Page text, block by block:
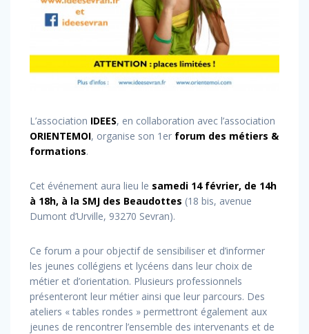
L’association IDEES, en collaboration avec l’association
ORIENTEMOI, organise son 1er forum des métiers &
formations.
Cet événement aura lieu le samedi 14 février, de 14h
à 18h, à la SMJ des Beaudottes (18 bis, avenue
Dumont d’Urville, 93270 Sevran).
Ce forum a pour objectif de sensibiliser et d’informer
les jeunes collégiens et lycéens dans leur choix de
métier et d’orientation. Plusieurs professionnels
présenteront leur métier ainsi que leur parcours. Des
ateliers « tables rondes » permettront également aux
jeunes de rencontrer l’ensemble des intervenants et de